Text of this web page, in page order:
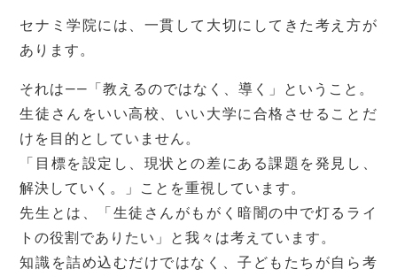
セナミ学院には、一貫して大切にしてきた考え方が
あります。
それは――「教えるのではなく、導く」ということ。
生徒さんをいい高校、いい大学に合格させることだ
けを目的としていません。
「目標を設定し、現状との差にある課題を発見し、
解決していく。」ことを重視しています。
先生とは、「生徒さんがもがく暗闇の中で灯るライ
トの役割でありたい」と我々は考えています。
知識を詰め込むだけではなく、子どもたちが自ら考